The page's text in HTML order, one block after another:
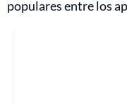
populares entre los